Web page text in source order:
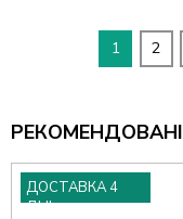
1 2
РЕКОМЕНДОВАНІ
ДОСТАВКА 4
ДНІ